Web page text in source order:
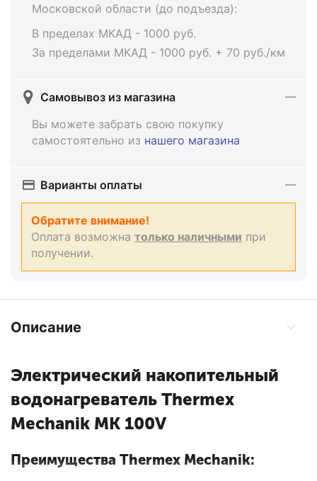
Московской области (до подъезда):
В пределах МКАД - 1000 руб.
За пределами МКАД - 1000 руб. + 70 руб./км
Самовывоз из магазина
Вы можете забрать свою покупку
самостоятельно из нашего магазина
Варианты оплаты
Обратите внимание!
Оплата возможна только наличными при
получении.
Описание
Электрический накопительный
водонагреватель Thermex
Mechanik MK 100V
Преимущества Thermex Mechanik: